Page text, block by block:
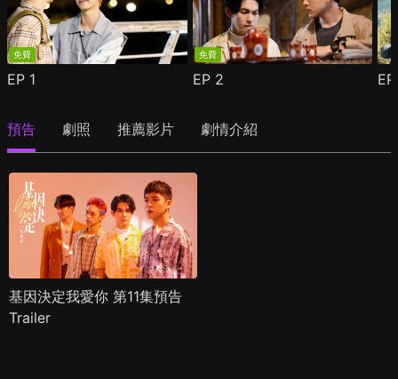
免費
EP 1
免費
EP 2
預告 劇照 推薦影片 劇情介紹
基因決定我愛你 第11集預告
Trailer